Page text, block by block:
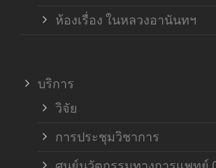
ห้องเรื่อง ในหลวงอานันทฯ
บริการ
วิจัย
การประชุมวิชาการ